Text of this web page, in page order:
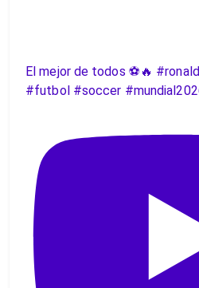
El mejor de todos ⚽️🔥
#futbol #soccer